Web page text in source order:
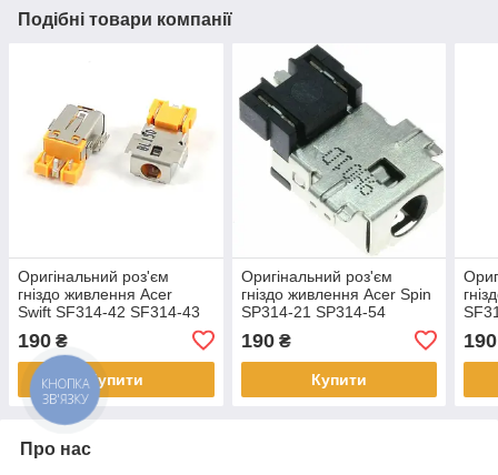
Подібні товари компанії
Оригінальний роз'єм
гніздо живлення Acer
Swift SF314-42 SF314-43
SF314-57 3.0 x 1.1мм
190 ₴
Купити
Оригінальний роз'єм
гніздо живлення Acer Spin
SP314-21 SP314-54
190₴
Купити
190
Про нас
КНОПКА
ЗВ'ЯЗКУ